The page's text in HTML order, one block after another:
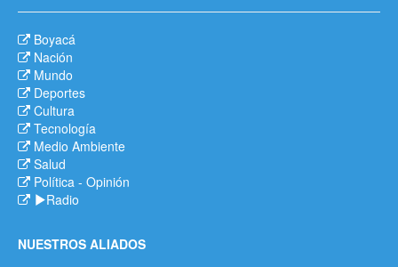
Boyacá
Nación
Mundo
Deportes
Cultura
Tecnología
Medio Ambiente
Salud
Política - Opinión
Radio
NUESTROS ALIADOS